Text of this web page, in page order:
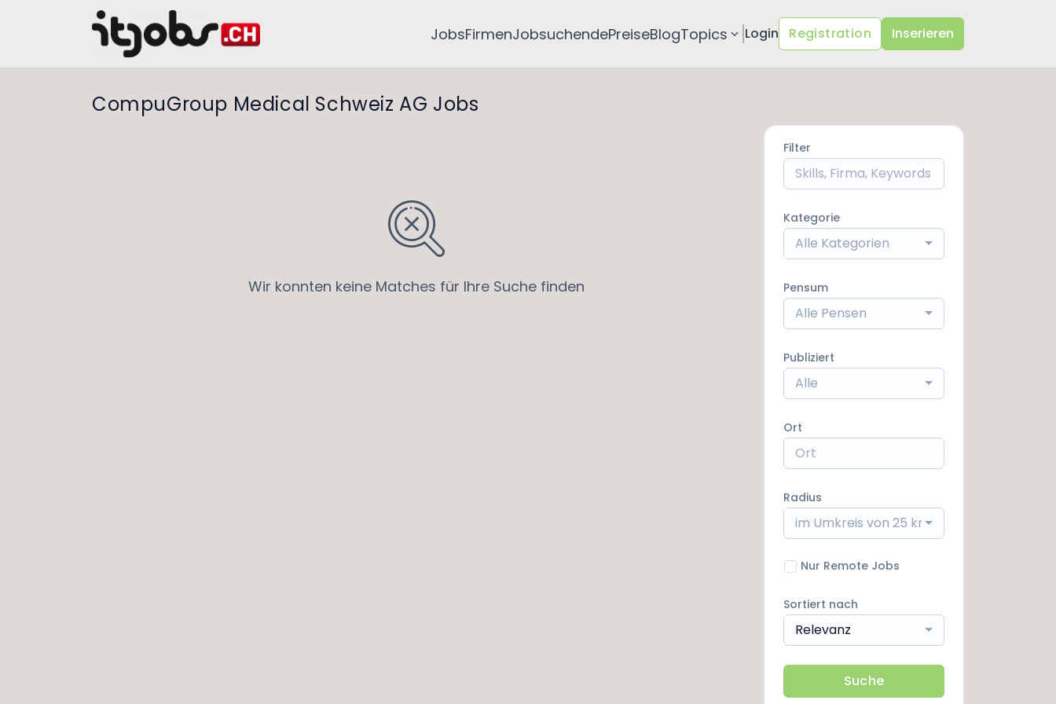
JobsFirmenJobsuchendePreiseBlogTopics Login Registration Inserieren
CompuGroup Medical Schweiz AG Jobs
Wir konnten keine Matches für Ihre Suche finden
Filter
Kategorie
Alle Kategorien
Pensum
Alle Pensen
Publiziert
Alle
Ort
Radius
im Umkreis von 25 km
Nur Remote Jobs
Sortiert nach
Relevanz
Suche